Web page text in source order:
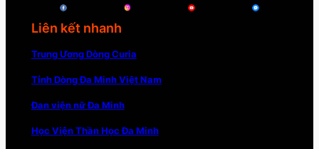
Liên kết nhanh
Trung Ương Dòng Curia
Tỉnh Dòng Đa Minh Việt Nam
Đan viện nữ Đa Minh
Học Viện Thần Học Đa Minh